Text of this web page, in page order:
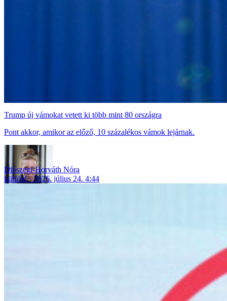
Trump új vámokat vetett ki több mint 80 országra
Pont akkor, amikor az előző, 10 százalékos vámok lejárnak.
Diószegi-Horváth Nóra
külföld
2026. július 24. 4:44